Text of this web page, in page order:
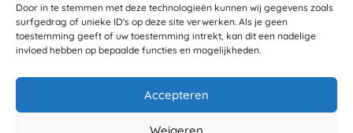
Door in te stemmen met deze technologieën kunnen wij gegevens zoals
surfgedrag of unieke ID's op deze site verwerken. Als je geen
toestemming geeft of uw toestemming intrekt, kan dit een nadelige
invloed hebben op bepaalde functies en mogelijkheden.
Accepteren
Weigeren
Ilona SilviusopVier bijeenkomsten
om samen Krachtdekens te maken
graag info waar het op 20 juni